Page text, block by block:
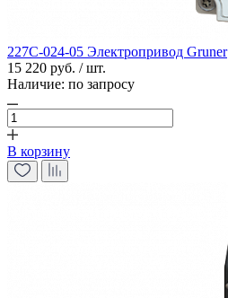
227C-024-05 Электропривод Gruner
15 220 руб. / шт.
Наличие: по запросу
В корзину